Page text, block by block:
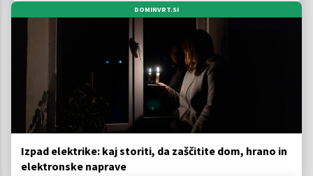
DOMINVRT.SI
Izpad elektrike: kaj storiti, da zaščitite dom, hrano in
elektronske naprave